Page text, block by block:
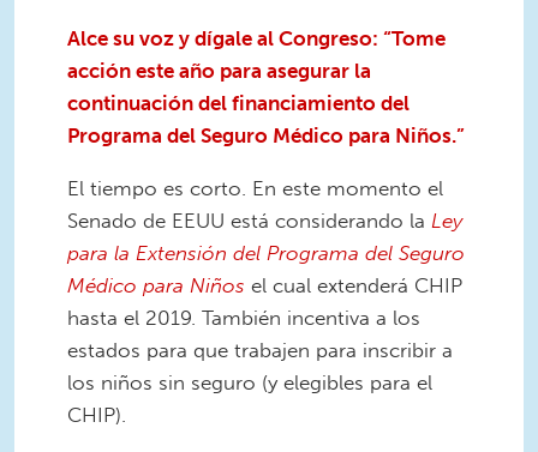
Alce su voz y dígale al Congreso: “Tome
acción este año para asegurar la
continuación del financiamiento del
Programa del Seguro Médico para Niños.”
El tiempo es corto. En este momento el
Senado de EEUU está considerando la Ley
para la Extensión del Programa del Seguro
Médico para Niños el cual extenderá CHIP
hasta el 2019. También incentiva a los
estados para que trabajen para inscribir a
los niños sin seguro (y elegibles para el
CHIP).